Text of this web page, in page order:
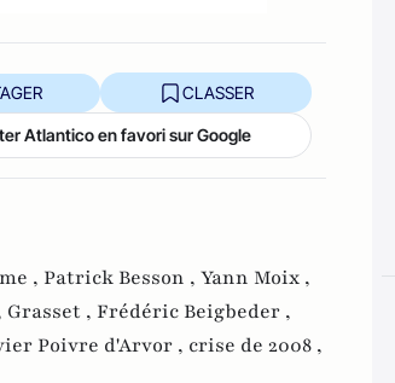
CLASSER
Atlantico en favori sur Google
, Patrick Besson , Yann Moix ,
Grasset , Frédéric Beigbeder ,
Poivre d'Arvor , crise de 2008 ,